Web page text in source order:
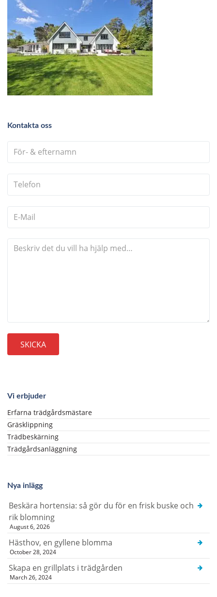
Kontakta oss
Vi erbjuder
Erfarna trädgårdsmästare
Gräsklippning
Trädbeskärning
Trädgårdsanläggning
Nya inlägg
Beskära hortensia: så gör du för en frisk buske och
rik blomning
August 6, 2026
Hästhov, en gyllene blomma
October 28, 2024
Skapa en grillplats i trädgården
March 26, 2024